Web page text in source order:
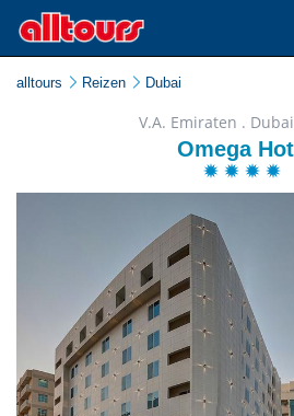
alltours Reizen Dubai
V.A. Emiraten .
Omega